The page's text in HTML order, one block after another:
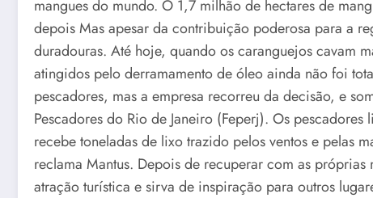
mangues do mundo. O 1,7 milhão de hectares de
depois Mas apesar da contribuição poderosa para a
duradouras. Até hoje, quando os caranguejos cavam
atingidos pelo derramamento de óleo ainda não foi
pescadores, mas a empresa recorreu da decisão, e
Pescadores do Rio de Janeiro (Feperj). Os
recebe toneladas de lixo trazido pelos ventos e pelas
reclama Mantus. Depois de recuperar com as
atração turística e sirva de inspiração para outros